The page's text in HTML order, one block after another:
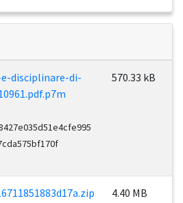
disciplinare-di-
570.33 kB
4.40 MB